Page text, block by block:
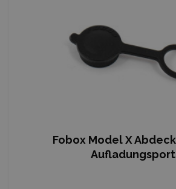
Fobox Model X